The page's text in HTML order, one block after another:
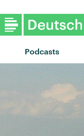
Podcasts